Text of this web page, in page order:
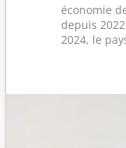
économie
depuis
2024, le